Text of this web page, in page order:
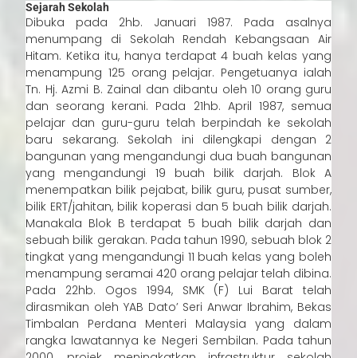
HUBUNGI KAMI
Sejarah Sekolah
Dibuka pada 2hb. Januari 1987. Pada asalnya
menumpang di Sekolah Rendah Kebangsaan Air
Hitam. Ketika itu, hanya terdapat 4 buah kelas yang
menampung 125 orang pelajar. Pengetuanya ialah
Tn. Hj. Azmi B. Zainal dan dibantu oleh 10 orang guru
dan seorang kerani. Pada 21hb. April 1987, semua
pelajar dan guru-guru telah berpindah ke sekolah
baru sekarang. Sekolah ini dilengkapi dengan 2
bangunan yang mengandungi dua buah bangunan
yang mengandungi 19 buah bilik darjah. Blok A
menempatkan bilik pejabat, bilik guru, pusat sumber,
bilik ERT/jahitan, bilik koperasi dan 5 buah bilik darjah.
Manakala Blok B terdapat 5 buah bilik darjah dan
sebuah bilik gerakan. Pada tahun 1990, sebuah blok 2
tingkat yang mengandungi 11 buah kelas yang boleh
menampung seramai 420 orang pelajar telah dibina.
Pada 22hb. Ogos 1994, SMK (F) Lui Barat telah
dirasmikan oleh YAB Dato’ Seri Anwar Ibrahim, Bekas
Timbalan Perdana Menteri Malaysia yang dalam
rangka lawatannya ke Negeri Sembilan. Pada tahun